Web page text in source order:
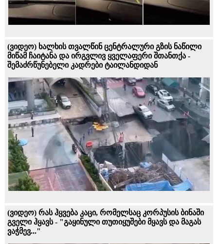
(ვიდეო) ხალხის თვალწინ ცენტრალური გზის ნაწილი
მიწამ ჩაიტანა და ირგვლივ ყველაფერი შთანთქა -
შემაძრწუნებელი კადრები ტაილანდიდან
(ვიდეო) რას ჰყვება კაცი, რომელსაც კორპუსის ბინაში
გველი ჰყავს - "გაყინული თუთიყუშები მყავს და მაგას
ვაჭმევ..."